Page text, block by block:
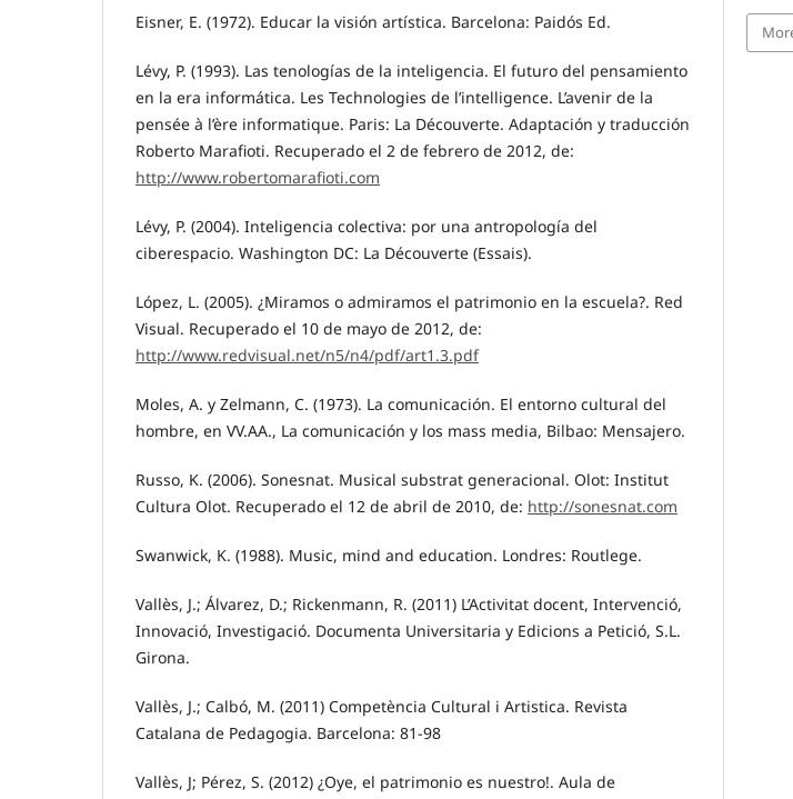
Eisner, E. (1972). Educar la visión artística. Barcelona: Paidós Ed.
Lévy, P. (1993). Las tenologías de la inteligencia. El futuro del pensamiento
en la era informática. Les Technologies de l’intelligence. L’avenir de la
pensée à l’ère informatique. Paris: La Découverte. Adaptación y traducción
Roberto Marafioti. Recuperado el 2 de febrero de 2012, de:
http://www.robertomarafioti.com
Lévy, P. (2004). Inteligencia colectiva: por una antropología del
ciberespacio. Washington DC: La Découverte (Essais).
López, L. (2005). ¿Miramos o admiramos el patrimonio en la escuela?. Red
Visual. Recuperado el 10 de mayo de 2012, de:
http://www.redvisual.net/n5/n4/pdf/art1.3.pdf
Moles, A. y Zelmann, C. (1973). La comunicación. El entorno cultural del
hombre, en VV.AA., La comunicación y los mass media, Bilbao: Mensajero.
Russo, K. (2006). Sonesnat. Musical substrat generacional. Olot: Institut
Cultura Olot. Recuperado el 12 de abril de 2010, de: http://sonesnat.com
Swanwick, K. (1988). Music, mind and education. Londres: Routlege.
Vallès, J.; Álvarez, D.; Rickenmann, R. (2011) L’Activitat docent, Intervenció,
Innovació, Investigació. Documenta Universitaria y Edicions a Petició, S.L.
Girona.
Vallès, J.; Calbó, M. (2011) Competència Cultural i Artistica. Revista
Catalana de Pedagogia. Barcelona: 81-98
Vallès, J; Pérez, S. (2012) ¿Oye, el patrimonio es nuestro!. Aula de